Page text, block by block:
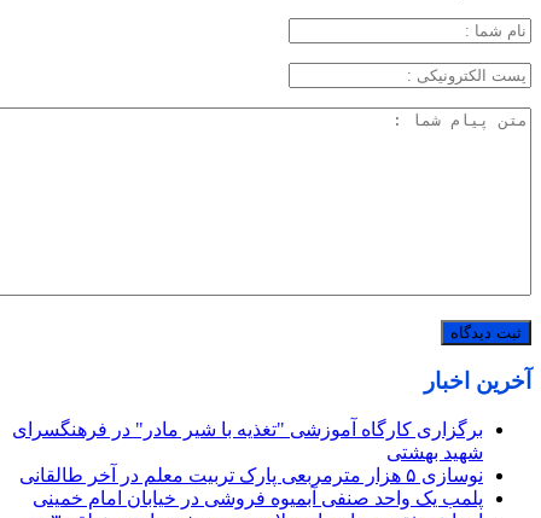
آخرین اخبار
برگزاری کارگاه آموزشی "تغذیه با شیر مادر" در فرهنگسرای
شهید بهشتی
نوسازی ۵ هزار مترمربعی پارک تربیت معلم در آخر طالقانی
پلمب یک واحد صنفی آبمیوه فروشی در خیابان امام خمینی